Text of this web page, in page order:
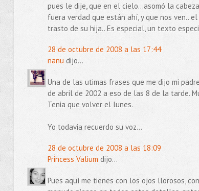
pues le dije, que en el cielo...asomó la
fuera verdad que están ahí, y que nos ven..
trasto de su hija.. Es especial, un texto
28 de octubre de 2008 a las 17:44
nanu dijo...
Una de las utimas frases que me dijo mi
de abril de 2002 a eso de las 8 de la tarde.
Tenia que volver el lunes.
Yo todavia recuerdo su voz...
28 de octubre de 2008 a las 18:09
Princess Valium dijo...
Pues aquí me tienes con los ojos llorosos,